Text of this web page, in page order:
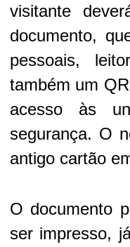
visitante
documento,
pessoais,
também um
acesso às
segurança. O
antigo cartão
O documento
ser impresso,